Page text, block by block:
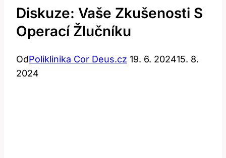
Diskuze: Vaše Zkušenosti S
Operací Žlučníku
OdPoliklinika Cor Deus.cz 19. 6. 202415. 8.
2024